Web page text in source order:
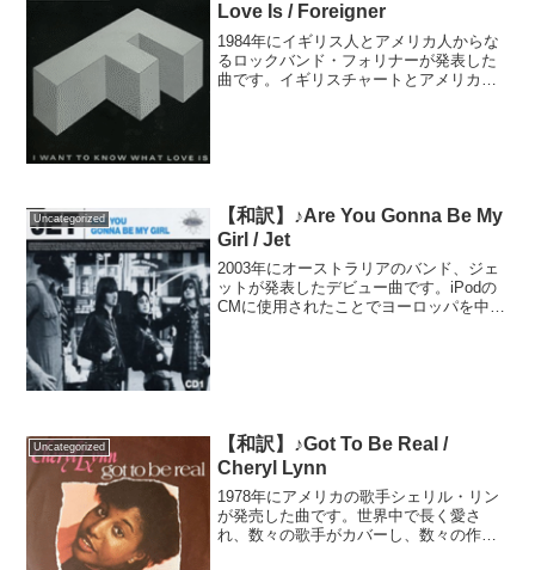
Love Is / Foreigner
1984年にイギリス人とアメリカ人からな
るロックバンド・フォリナーが発表した
曲です。イギリスチャートとアメリカの
Uncategorized
【和訳】♪Are You Gonna Be My
Girl / Jet
2003年にオーストラリアのバンド、ジェ
ットが発表したデビュー曲です。iPodの
CMに使用されたことでヨーロッパを中心
Uncategorized
【和訳】♪Got To Be Real /
Cheryl Lynn
1978年にアメリカの歌手シェリル・リン
が発売した曲です。世界中で長く愛さ
れ、数々の歌手がカバーし、数々の作品